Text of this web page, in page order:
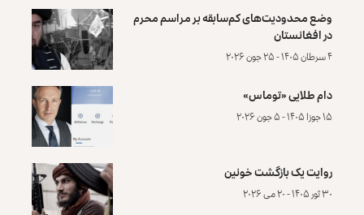
وضع محدودیت‌های کم‌سابقه بر مراسم محرم
در افغانستان
۴ سرطان ۱۴۰۵ - ۲۵ جون ۲۰۲۶
دام طلایی «توماس»
۱۵ جوزا ۱۴۰۵ - ۵ جون ۲۰۲۶
روایت یک بازگشت خونین
۳۰ ثور ۱۴۰۵ - ۲۰ می ۲۰۲۶